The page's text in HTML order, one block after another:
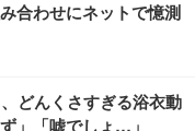
合わせにネットで憶測
どんくさすぎる浴衣動
」「嘘でしょ…」